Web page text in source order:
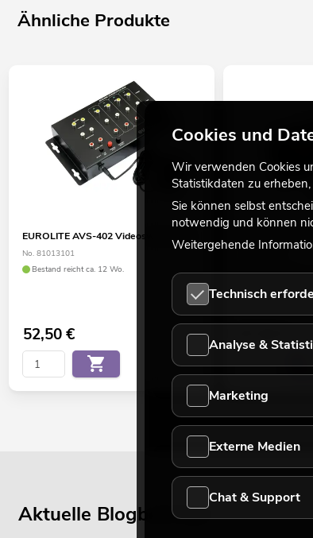
Ähnliche Produkte
EUROLITE AVS-402 Videoswitch 4in2
No. 81013101
Bestand reicht ca. 12 Wo.
52,50€
Aktuelle Blogbeiträge
Cookies und
Wir verwenden Cookies
Statistikdaten zu
Sie können selbst
notwendig und können
Weitergehende
Technisch
Analyse &
Marketing
Externe Medien
Chat & Support